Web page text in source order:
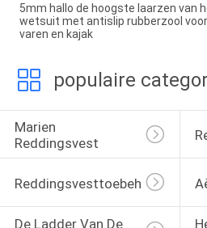
5mm hallo de hoogste laarzen van
wetsuit met antislip rubberzool
varen en kajak
populaire
Marien
Reddingsvest
Reddingsvesttoebehoren
De Ladder Van De